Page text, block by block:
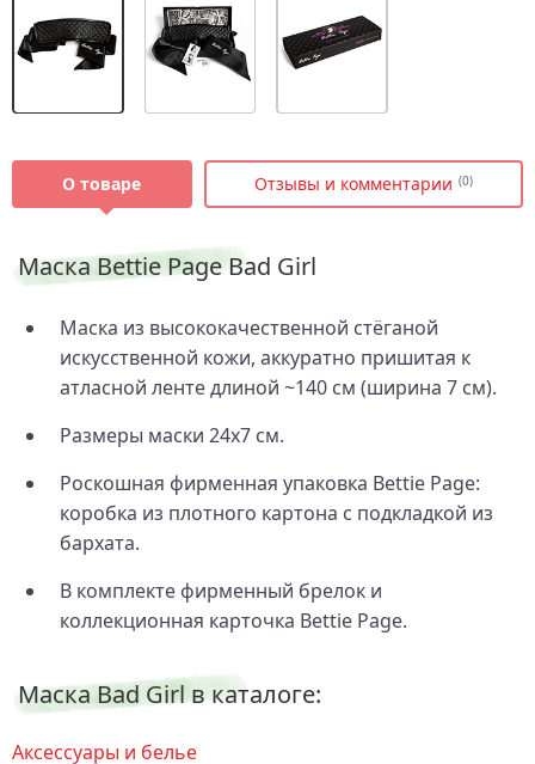
О товаре Отзывы и комментарии (0)
Маска Bettie Page Bad Girl
Маска из высококачественной стёганой
искусственной кожи, аккуратно пришитая к
атласной ленте длиной ~140 см (ширина 7 см).
Размеры маски 24x7 см.
Роскошная фирменная упаковка Bettie Page:
коробка из плотного картона с подкладкой из
бархата.
В комплекте фирменный брелок и
коллекционная карточка Bettie Page.
Маска Bad Girl в каталоге:
Аксессуары и белье